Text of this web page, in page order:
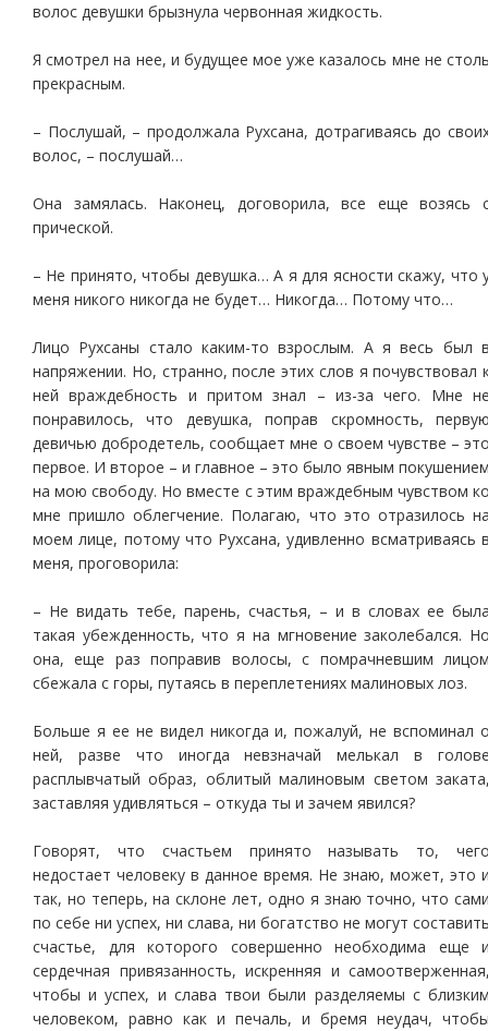
волос девушки брызнула червонная жидкость.
Я смотрел на нее, и будущее мое уже казалось мне не
прекрасным.
– Послушай, – продолжала Рухсана, дотрагиваясь до
волос, – послушай…
Она замялась. Наконец, договорила, все еще возясь
прической.
– Не принято, чтобы девушка… А я для ясности скажу, что
меня никого никогда не будет… Никогда… Потому что…
Лицо Рухсаны стало каким-то взрослым. А я весь был
напряжении. Но, странно, после этих слов я почувствовал
ней враждебность и притом знал – из-за чего. Мне
понравилось, что девушка, поправ скромность,
девичью добродетель, сообщает мне о своем чувстве –
первое. И второе – и главное – это было явным
на мою свободу. Но вместе с этим враждебным чувством
мне пришло облегчение. Полагаю, что это отразилось
моем лице, потому что Рухсана, удивленно всматриваясь
меня, проговорила:
– Не видать тебе, парень, счастья, – и в словах ее
такая убежденность, что я на мгновение заколебался.
она, еще раз поправив волосы, с помрачневшим
сбежала с горы, путаясь в переплетениях малиновых лоз.
Больше я ее не видел никогда и, пожалуй, не вспоминал
ней, разве что иногда невзначай мелькал в
расплывчатый образ, облитый малиновым светом
заставляя удивляться – откуда ты и зачем явился?
Говорят, что счастьем принято называть то,
недостает человеку в данное время. Не знаю, может, это
так, но теперь, на склоне лет, одно я знаю точно, что
по себе ни успех, ни слава, ни богатство не могут
счастье, для которого совершенно необходима еще
сердечная привязанность, искренняя и
чтобы и успех, и слава твои были разделяемы с
человеком, равно как и печаль, и бремя неудач,